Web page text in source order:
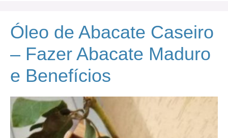
Óleo de Abacate Caseiro
– Fazer Abacate Maduro
e Benefícios